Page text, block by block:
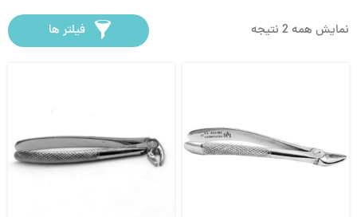
نمایش همه 2 نتیجه فیلتر ها